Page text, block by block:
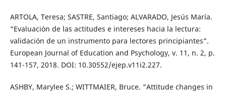
ARTOLA, Teresa; SASTRE, Santiago; ALVARADO, Jesús María.
“Evaluación de las actitudes e intereses hacia la lectura:
validación de un instrumento para lectores principiantes”.
European Journal of Education and Psychology, v. 11, n. 2, p.
141-157, 2018. DOI: 10.30552/ejep.v11i2.227.
ASHBY, Marylee S.; WITTMAIER, Bruce. “Attitude changes in